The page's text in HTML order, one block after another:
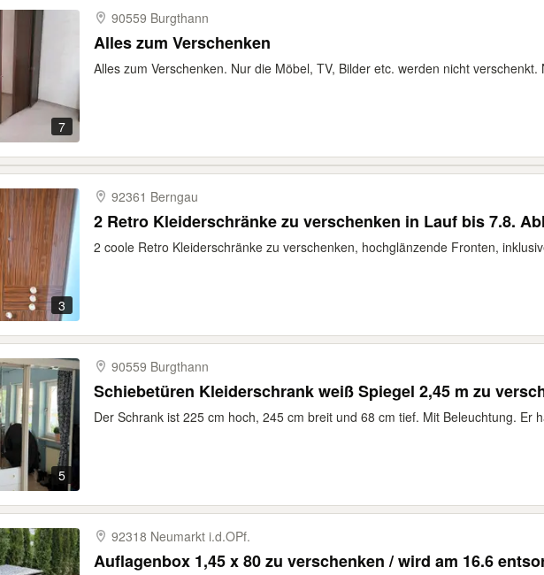
7
90559 Burgthann
Alles zum Verschenken
Alles zum Verschenken. Nur die Möbel, TV, Bilder etc. werden nicht verschenkt.
3
92361 Berngau
2 Retro Kleiderschränke zu verschenken in Lauf bis 7.8.
2 coole Retro Kleiderschränke zu verschenken, hochglänzende Fronten,
5
90559 Burgthann
Schiebetüren Kleiderschrank weiß Spiegel 2,45 m zu
Der Schrank ist 225 cm hoch, 245 cm breit und 68 cm tief. Mit Beleuchtung. Er
92318 Neumarkt i.d.OPf.
Auflagenbox 1,45 x 80 zu verschenken / wird am 16.6